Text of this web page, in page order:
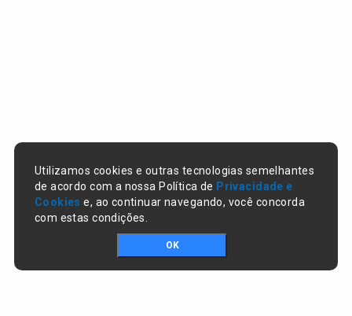
Utilizamos cookies e outras tecnologias semelhantes
de acordo com a nossa Política de Privacidade e
Cookies e, ao continuar navegando, você concorda
com estas condições.
OK